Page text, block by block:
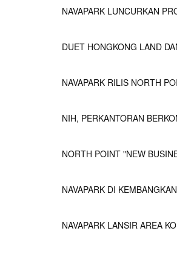
NAVAPARK LUNCURKAN
DUET HONGKONG LAND
NAVAPARK RILIS NORTH
NIH, PERKANTORAN
NORTH POINT "NEW
NAVAPARK DI
NAVAPARK LANSIR AREA